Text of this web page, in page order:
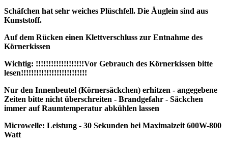
Schäfchen hat sehr weiches Plüschfell. Die Äuglein sind aus
Kunststoff.
Auf dem Rücken einen Klettverschluss zur Entnahme des
Körnerkissen
Wichtig: !!!!!!!!!!!!!!!!!!!Vor Gebrauch des Körnerkissen bitte
lesen!!!!!!!!!!!!!!!!!!!!!!!!!!
Nur den Innenbeutel (Körnersäckchen) erhitzen - angegebene
Zeiten bitte nicht überschreiten - Brandgefahr - Säckchen
immer auf Raumtemperatur abkühlen lassen
Microwelle: Leistung - 30 Sekunden bei Maximalzeit 600W-800
Watt